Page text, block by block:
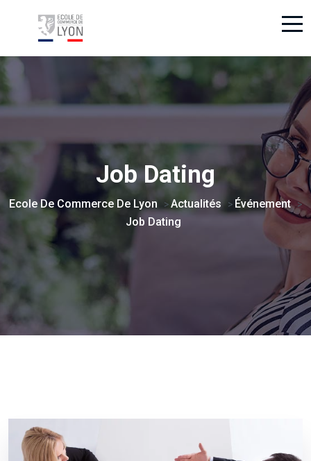
Job Dating
Ecole De Commerce De Lyon >Actualités > Événement >
Job Dating